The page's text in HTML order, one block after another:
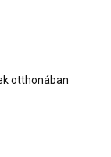
otthonában